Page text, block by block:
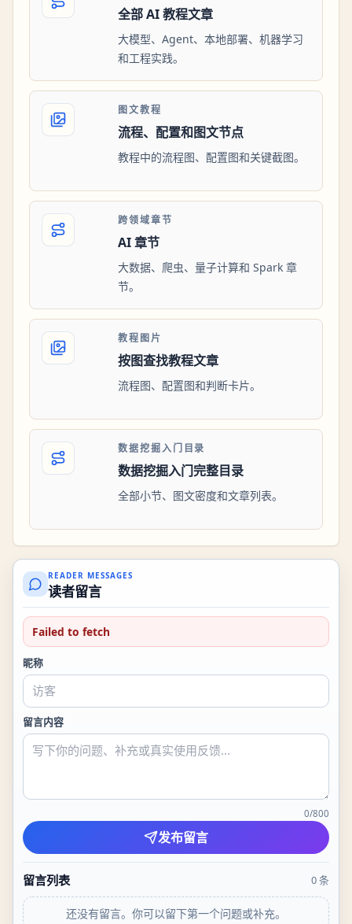
全部 AI 教程文章
大模型、Agent、本地部署、机器学习
和工程实践。
图文教程
流程、配置和图文节点
教程中的流程图、配置图和关键截图。
跨领域章节
AI 章节
大数据、爬虫、量子计算和 Spark 章
节。
教程图片
按图查找教程文章
流程图、配置图和判断卡片。
数据挖掘入门目录
数据挖掘入门完整目录
全部小节、图文密度和文章列表。
READER MESSAGES
读者留言
Failed to fetch
昵称
留言内容
0/800
发布留言
留言列表 0条
还没有留言。你可以留下第一个问题或补充。